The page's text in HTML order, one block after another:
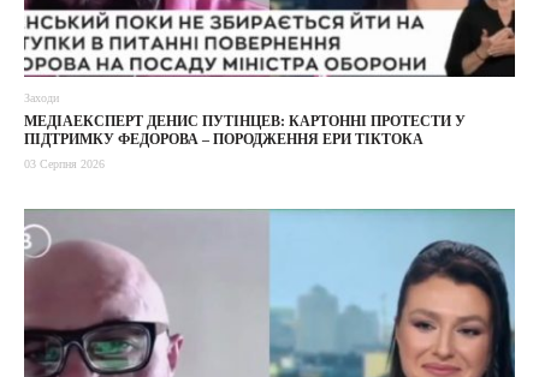
Заходи
МЕДІАЕКСПЕРТ ДЕНИС ПУТІНЦЕВ: КАРТОННІ ПРОТЕСТИ У
ПІДТРИМКУ ФЕДОРОВА – ПОРОДЖЕННЯ ЕРИ ТІКТОКА
03 Серпня 2026